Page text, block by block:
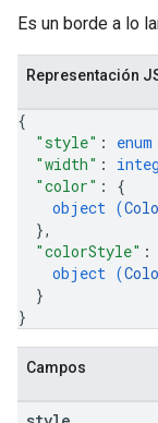
Es un borde a lo
Representación
{
"style" :
"width" :
"color" : {
object (
},
"colorStyle" :
object (
}
}
Campos